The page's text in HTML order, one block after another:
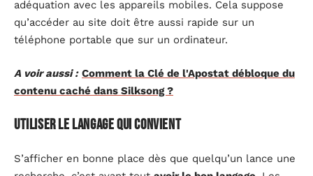
adéquation avec les appareils mobiles. Cela suppose
qu’accéder au site doit être aussi rapide sur un
téléphone portable que sur un ordinateur.
A voir aussi : Comment la Clé de l'Apostat débloque du
contenu caché dans Silksong ?
Utiliser le langage qui convient
S’afficher en bonne place dès que quelqu’un lance une